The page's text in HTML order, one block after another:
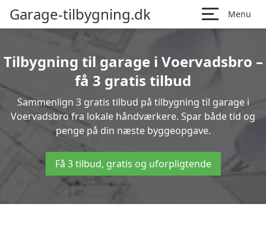
Garage-tilbygning.dk Menu
Tilbygning til garage i Voervadsbro –
få 3 gratis tilbud
Sammenlign 3 gratis tilbud på tilbygning til garage i
Voervadsbro fra lokale håndværkere. Spar både tid og
penge på din næste byggeopgave.
Få 3 tilbud, gratis og uforpligtende